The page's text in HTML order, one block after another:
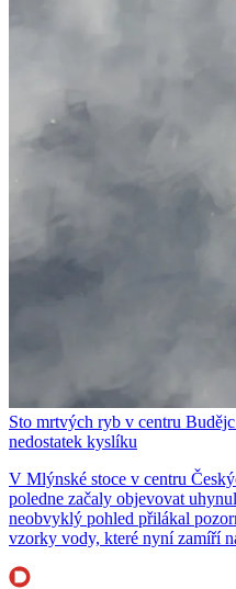
Sto mrtvých ryb v centru
nedostatek kyslíku
V Mlýnské stoce v centru
poledne začaly objevovat
neobvyklý pohled přilákal
vzorky vody, které nyní zamíří